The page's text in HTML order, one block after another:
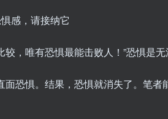
感，请接纳它
较，唯有恐惧最能击败人！”恐惧是
面恐惧。结果，恐惧就消失了。笔